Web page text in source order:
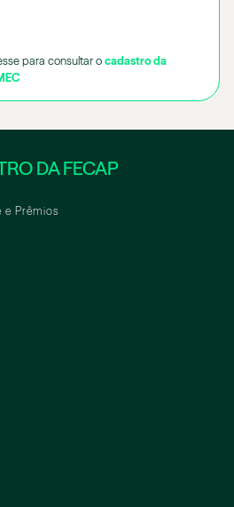
para consultar o cadastro da
DA FECAP
e Prêmios